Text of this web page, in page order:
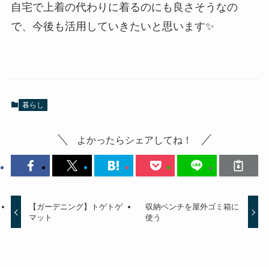
自宅で上着の代わりに着るのにも良さそうなの
で、今後も活用していきたいと思います✨
暮らし
よかったらシェアしてね！
【ガーデニング】トゲトゲ
マット
収納ベンチを屋外ゴミ箱に
使う